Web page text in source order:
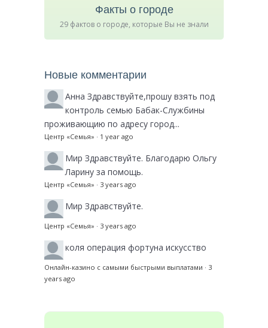
Факты о городе
29 фактов о городе, которые Вы не знали
Новые комментарии
Анна Здравствуйте,прошу взять под
контроль семью Бабак-Службины
проживающию по адресу город...
Центр «Семья» · 1 year ago
Мир Здравствуйте. Благодарю Ольгу
Ларину за помощь.
Центр «Семья» · 3 years ago
Мир Здравствуйте.
Центр «Семья» · 3 years ago
коля операция фортуна искусство
Онлайн-казино с самыми быстрыми выплатами · 3
years ago